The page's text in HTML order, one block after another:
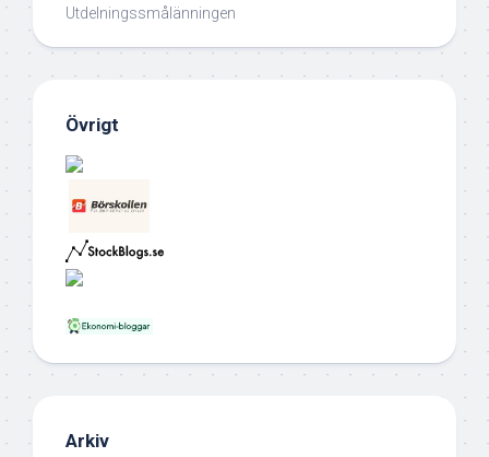
Utdelningssmålänningen
Övrigt
Arkiv